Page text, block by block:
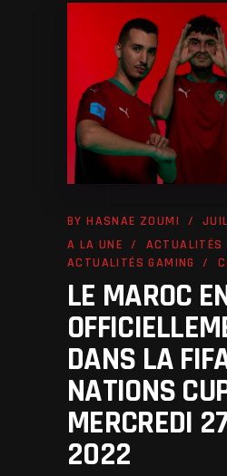
BYHASNAE ZOUMI
A LA UNE
ACTUALITÉS
ACTUALITÉS GAMING
LE MAROC
DANS LA
NATIONS
MERCREDI
2022